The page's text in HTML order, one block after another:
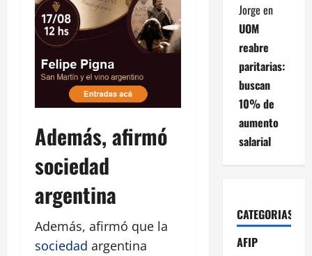
Además, afirmó
sociedad
argentina
Además, afirmó que la
sociedad argentina
Jorge en
UOM
reabre
paritarias:
buscan
10% de
aumento
salarial
CATEGORIAS
AFIP